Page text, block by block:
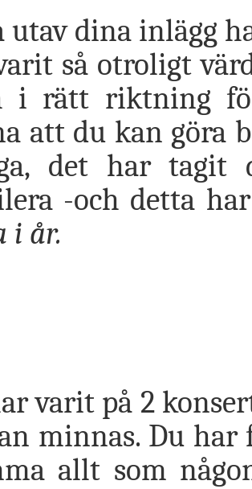
utav dina inlägg
så otroligt
i rätt riktning
att du kan göra
det har tagit
-och detta
i år.
varit på 2
minnas. Du har
allt som